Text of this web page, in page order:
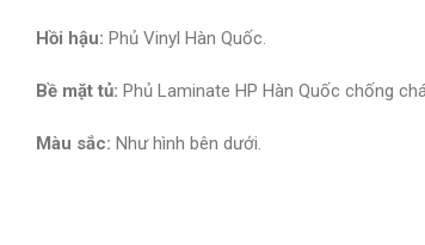
Hồi hậu: Phủ Vinyl Hàn Quốc.
Bề mặt tủ: Phủ Laminate HP Hàn Quốc chống
Màu sắc: Như hình bên dưới.